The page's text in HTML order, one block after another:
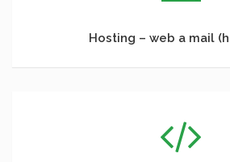
Hosting – web a mail